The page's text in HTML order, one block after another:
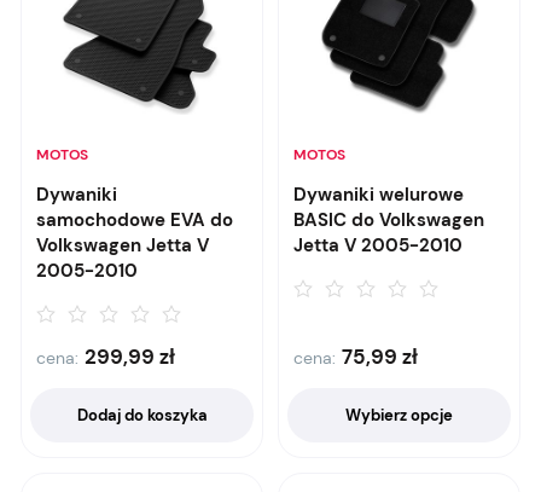
MOTOS
Dywaniki
samochodowe EVA do
Volkswagen Jetta V
2005-2010
cena: 299,99 zł
Dodaj do koszyka
MOTOS
Dywaniki welurowe
BASIC do Volkswagen
Jetta V 2005-2010
cena: 75,99 zł
Wybierz opcje